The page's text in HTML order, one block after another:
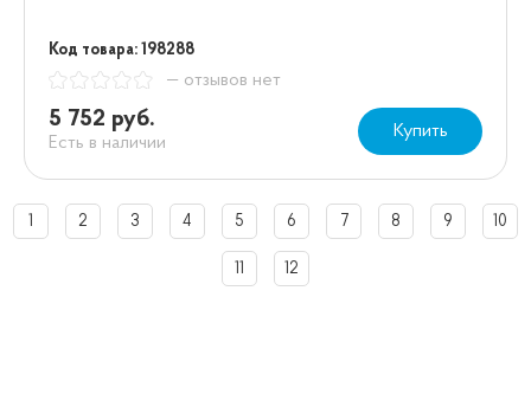
Код товара: 198288
— отзывов нет
5 752 руб.
Есть в наличии
Купить
1 2 3 4 5 6 7 8 9 10
11 12